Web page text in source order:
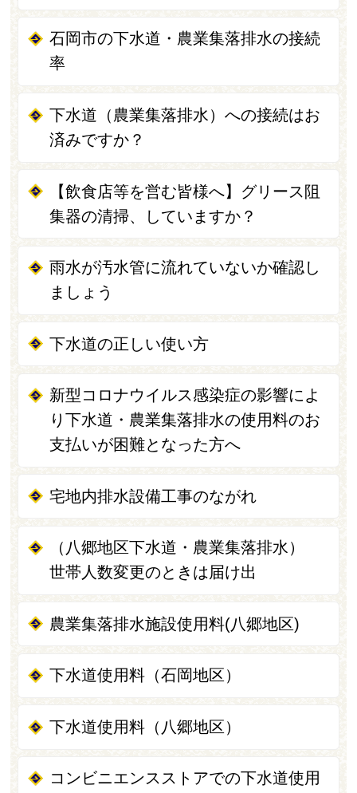
石岡市の下水道・農業集落排水の接続
率
下水道（農業集落排水）への接続はお
済みですか？
【飲食店等を営む皆様へ】グリース阻
集器の清掃、していますか？
雨水が汚水管に流れていないか確認し
ましょう
下水道の正しい使い方
新型コロナウイルス感染症の影響によ
り下水道・農業集落排水の使用料のお
支払いが困難となった方へ
宅地内排水設備工事のながれ
（八郷地区下水道・農業集落排水）
世帯人数変更のときは届け出
農業集落排水施設使用料(八郷地区)
下水道使用料（石岡地区）
下水道使用料（八郷地区）
コンビニエンスストアでの下水道使用